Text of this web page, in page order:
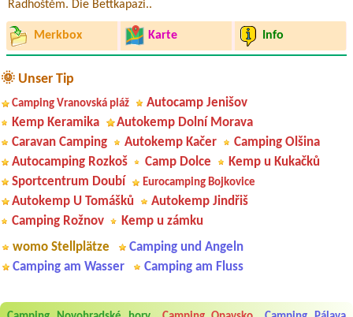
Radhoštěm. Die Bettkapazi..
Merkbox Karte Info
🌞 Unser Tip
Camping Vranovská pláž
Autocamp Jenišov
Kemp Keramika
Autokemp Dolní Morava
Caravan Camping
Autokemp Kačer
Camping Olšina
Autocamping Rozkoš
Camp Dolce
Kemp u Kukačků
Sportcentrum Doubí
Eurocamping Bojkovice
Autokemp U Tomášků
Autokemp Jindřiš
Camping Rožnov
Kemp u zámku
womo Stellplätze
Camping und Angeln
Camping am Wasser
Camping am Fluss
Aneta Melicharová***